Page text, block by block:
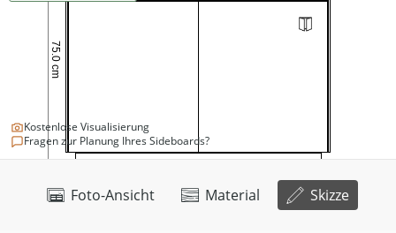
Foto-Ansicht Material Skizze
Kostenlose Visualisierung
Fragen zur Planung Ihres Sideboards?